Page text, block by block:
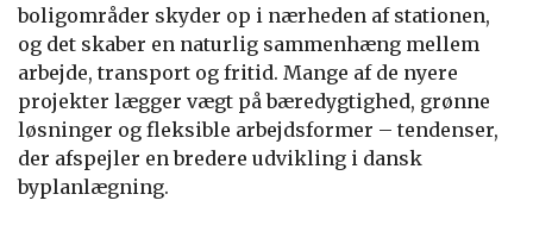
boligområder skyder op i nærheden af stationen,
og det skaber en naturlig sammenhæng mellem
arbejde, transport og fritid. Mange af de nyere
projekter lægger vægt på bæredygtighed, grønne
løsninger og fleksible arbejdsformer – tendenser,
der afspejler en bredere udvikling i dansk
byplanlægning.